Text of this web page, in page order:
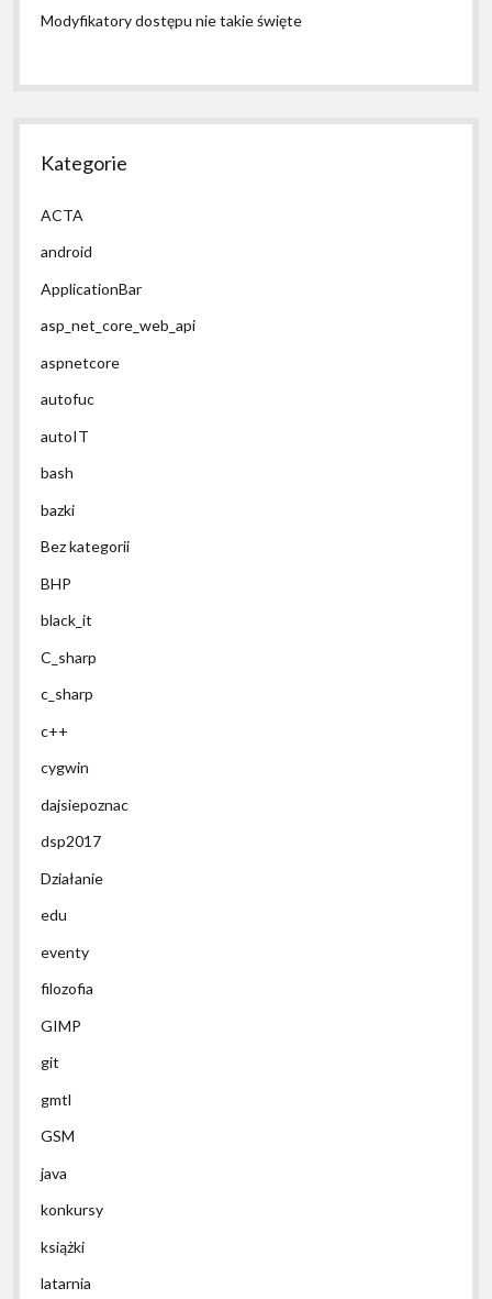
Modyfikatory dostępu nie takie święte
Kategorie
ACTA
android
ApplicationBar
asp_net_core_web_api
aspnetcore
autofuc
autoIT
bash
bazki
Bez kategorii
BHP
black_it
C_sharp
c_sharp
c++
cygwin
dajsiepoznac
dsp2017
Działanie
edu
eventy
filozofia
GIMP
git
gmtl
GSM
java
konkursy
książki
latarnia